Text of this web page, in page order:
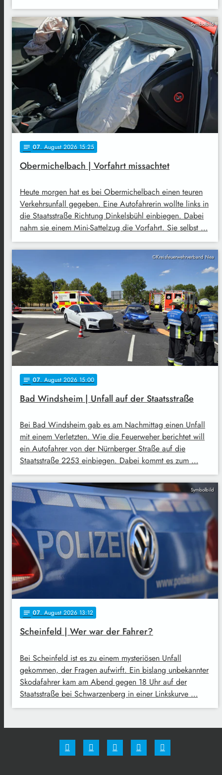
Symbolbild
notes 07. August 2026 15:25
Obermichelbach | Vorfahrt missachtet
Heute morgen hat es bei Obermichelbach einen teuren
Verkehrsunfall gegeben. Eine Autofahrerin wollte links in
die Staatsstraße Richtung Dinkelsbühl einbiegen. Dabei
nahm sie einem Mini-Sattelzug die Vorfahrt. Sie selbst …
©Kreisfeuerwehrverband Nea
notes 07. August 2026 15:00
Bad Windsheim | Unfall auf der Staatsstraße
Bei Bad Windsheim gab es am Nachmittag einen Unfall
mit einem Verletzten. Wie die Feuerweher berichtet will
ein Autofahrer von der Nürnberger Straße auf die
Staatsstraße 2253 einbiegen. Dabei kommt es zum …
Symbolbild
notes 07. August 2026 13:12
Scheinfeld | Wer war der Fahrer?
Bei Scheinfeld ist es zu einem mysteriösen Unfall
gekommen, der Fragen aufwirft. Ein bislang unbekannter
Skodafahrer kam am Abend gegen 18 Uhr auf der
Staatsstraße bei Schwarzenberg in einer Linkskurve …